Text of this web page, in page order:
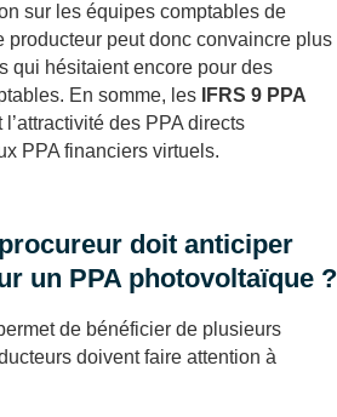
sur les équipes comptables de
producteur peut donc convaincre plus
qui hésitaient encore pour des
En somme, les
IFRS 9 PPA
l’attractivité des PPA directs
PPA financiers virtuels.
procureur doit anticiper
un PPA photovoltaïque ?
de bénéficier de plusieurs
doivent faire attention à